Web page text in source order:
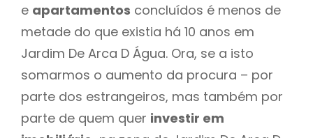
e apartamentos concluídos é menos de
metade do que existia há 10 anos em
Jardim De Arca D Água. Ora, se a isto
somarmos o aumento da procura – por
parte dos estrangeiros, mas também por
parte de quem quer investir em